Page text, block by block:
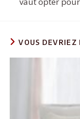
VOUS DEVRIEZ